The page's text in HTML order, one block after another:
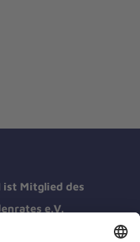
ist Mitglied des
e.V.